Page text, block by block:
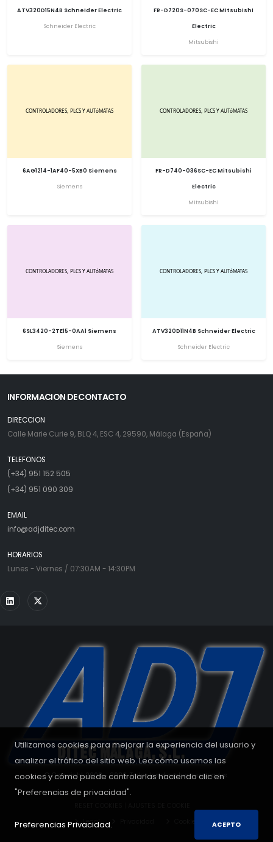
Utilizamos cookies para mejorar la experiencia del usuario y
analizar el tráfico del sitio web. Lea cómo usamos las
cookies y cómo puede controlarlas haciendo clic en
"Preferencias de privacidad".
Preferencias Privacidad. ACEPTO
ATV320D15N4B Schneider Electric
Schneider Electric
FR-D720S-070SC-EC Mitsubishi
Electric
Mitsubishi
6AG1214-1AF40-5XB0 Siemens
Siemens
FR-D740-036SC-EC Mitsubishi
Electric
Mitsubishi
6SL3420-2TE15-0AA1 Siemens
Siemens
ATV320D11N4B Schneider Electric
Schneider Electric
INFORMACION DE CONTACTO
DIRECCION
Calle Marie Curie 9, BLQ 4, ESC 4, 29590, Málaga (España)
TELEFONOS
(+34) 951 152 505
(+34) 951 090 309
EMAIL
info@adjditec.com
HORARIOS
Lunes - Viernes / 07:30AM - 14:30PM
© Copyright 2008 - 2026. Todos los derechos reservados.
Legal